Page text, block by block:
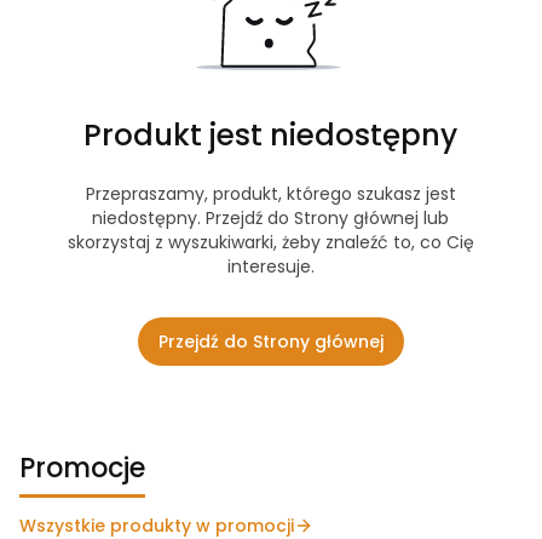
Produkt jest niedostępny
Przepraszamy, produkt, którego szukasz jest
niedostępny. Przejdź do Strony głównej lub
skorzystaj z wyszukiwarki, żeby znaleźć to, co Cię
interesuje.
Przejdź do Strony głównej
Promocje
Wszystkie produkty w promocji